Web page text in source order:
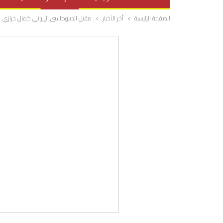
صحة وتغذية
المرأة والحياة الصفحة الرئيسية أخر الأخبار مقتل الدبلوماسي الإيراني كمال خرازي